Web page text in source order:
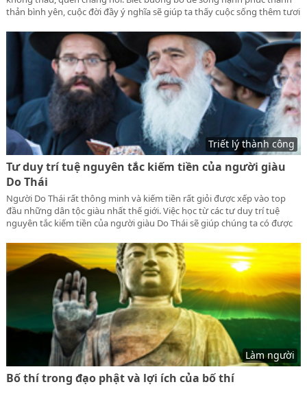
thản bình yên, cuộc đời đầy ý nghĩa sẽ giúp ta thấy cuộc sống thêm tươi
Triết lý thành công
Tư duy trí tuệ nguyên tắc kiếm tiền của người giàu
Do Thái
Người Do Thái rất thông minh và kiếm tiền rất giỏi được xếp vào top
đầu những dân tộc giàu nhất thế giới. Việc học từ các tư duy trí tuệ
nguyên tắc kiếm tiền của người giàu Do Thái sẽ giúp chúng ta có được
áp dụng đúng thì chắc chắn bạn sẽ giàu có.
Làm người
Bố thí trong đạo phật và lợi ích của bố thí